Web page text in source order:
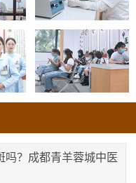
吗？成都青羊蓉城中医